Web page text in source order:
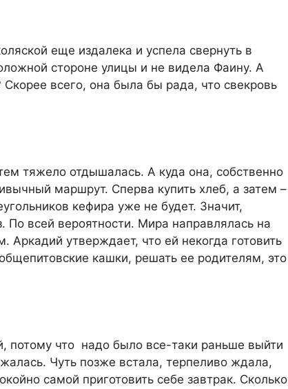
еще издалека и успела свернуть в
стороне улицы и не видела Фаину. А
всего, она была бы рада, что свекровь
тяжело отдышалась. А куда она, собственно
маршрут. Сперва купить хлеб, а затем –
кефира уже не будет. Значит,
По всей вероятности. Мира направлялась на
утверждает, что ей некогда готовить
кашки, решать ее родителям, это
потому что надо было все-таки раньше выйти
Чуть позже встала, терпеливо ждала,
самой приготовить себе завтрак. Сколько